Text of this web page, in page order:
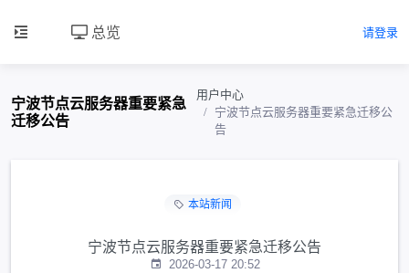
总览 请登录
宁波节点云服务器重要紧急
迁移公告
用户中心
宁波节点云服务器重要紧急迁移公
告
本站新闻
宁波节点云服务器重要紧急迁移公告
2026-03-17 20:52